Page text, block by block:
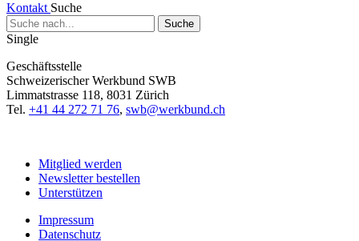
Kontakt Suche
Suche
nach...
Single
Geschäftsstelle
Schweizerischer Werkbund SWB
Limmatstrasse 118, 8031 Zürich
Tel. +41 44 272 71 76, swb@werkbund.ch
Mitglied werden
Newsletter bestellen
Unterstützen
Impressum
Datenschutz